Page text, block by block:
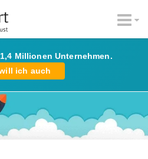
Millionen Unternehmen.
ich auch